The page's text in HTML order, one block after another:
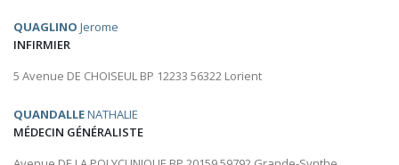
QUAGLINO Jerome
INFIRMIER
5 Avenue DE CHOISEUL BP 12233 56322 Lorient
QUANDALLENATHALIE
MÉDECIN GÉNÉRALISTE